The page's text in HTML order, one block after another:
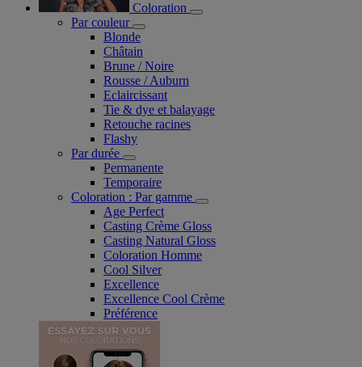
Coloration
Par couleur
Blonde
Châtain
Brune / Noire
Rousse / Auburn
Eclaircissant
Tie & dye et balayage
Retouche racines
Flashy
Par durée
Permanente
Temporaire
Coloration : Par gamme
Age Perfect
Casting Crème Gloss
Casting Natural Gloss
Coloration Homme
Cool Silver
Excellence
Excellence Cool Crème
Préférence